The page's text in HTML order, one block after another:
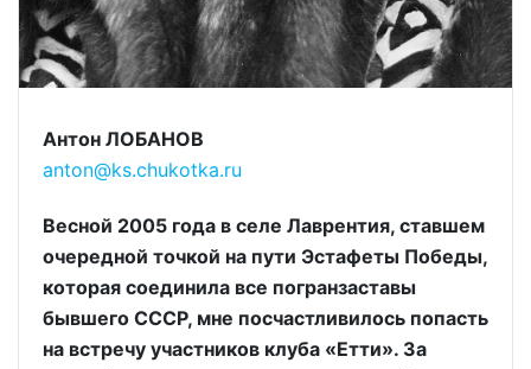
Антон ЛОБАНОВ
anton@ks.chukotka.ru
Весной 2005 года в селе Лаврентия, ставшем
очередной точкой на пути Эстафеты Победы,
которая соединила все погранзаставы
бывшего СССР, мне посчастливилось попасть
на встречу участников клуба «Етти». За